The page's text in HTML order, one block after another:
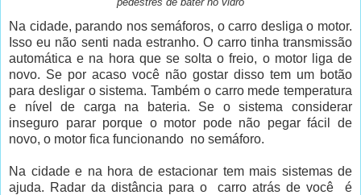
pedestres de bater no vidro
Na cidade, parando nos semáforos, o carro desliga o motor.
Isso eu não senti nada estranho. O carro tinha transmissão
automática e na hora que se solta o freio, o motor liga de
novo. Se por acaso você não gostar disso tem um botão
para desligar o sistema. Também o carro mede temperatura
e nível de carga na bateria. Se o sistema considerar
inseguro parar porque o motor pode não pegar fácil de
novo, o motor fica funcionando no semáforo.
Na cidade e na hora de estacionar tem mais sistemas de
ajuda. Radar da distância para o carro atrás de você é